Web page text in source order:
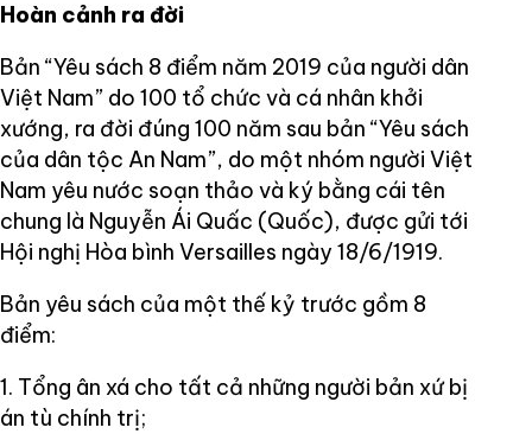
Hoàn cảnh ra đời
Bản “Yêu sách 8 điểm năm 2019 của người dân
Việt Nam” do 100 tổ chức và cá nhân khởi
xướng, ra đời đúng 100 năm sau bản “Yêu sách
của dân tộc An Nam”, do một nhóm người Việt
Nam yêu nước soạn thảo và ký bằng cái tên
chung là Nguyễn Ái Quấc (Quốc), được gửi tới
Hội nghị Hòa bình Versailles ngày 18/6/1919.
Bản yêu sách của một thế kỷ trước gồm 8
điểm:
1. Tổng ân xá cho tất cả những người bản xứ bị
án tù chính trị;